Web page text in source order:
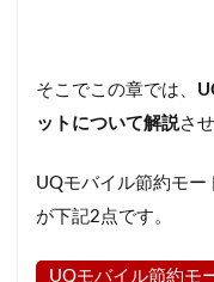
そこでこの章では、
ットについて解説さ
UQモバイル節約モー
が下記2点です。
UQモバイル節約モ